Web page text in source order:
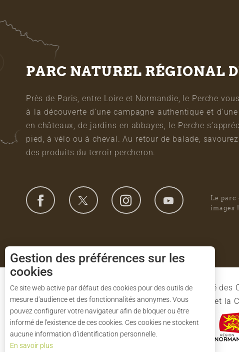
PARC NATUREL RÉGIONAL
Près de Paris, entre Loire et Normandie, le Perche
à la découverte d’une campagne authentique et
en châteaux, de jardins en abbayes, le Perche
pied, à vélo ou à cheval. Au retour de balade,
des produits du terroir percheron.
Le parc
images !
Le Syndicat Mixte de gestion du Parc est composé des
l'Eure-et-Loir et des 91 communes du Parc. L'Etat et la
Gestion des préférences sur les
cookies
Ce site web active par défaut des cookies pour des outils de
mesure d'audience et des fonctionnalités anonymes. Vous
pouvez configurer votre navigateur afin de bloquer ou être
informé de l'existence de ces cookies. Ces cookies ne stockent
aucune information d’identification personnelle.
En savoir plus